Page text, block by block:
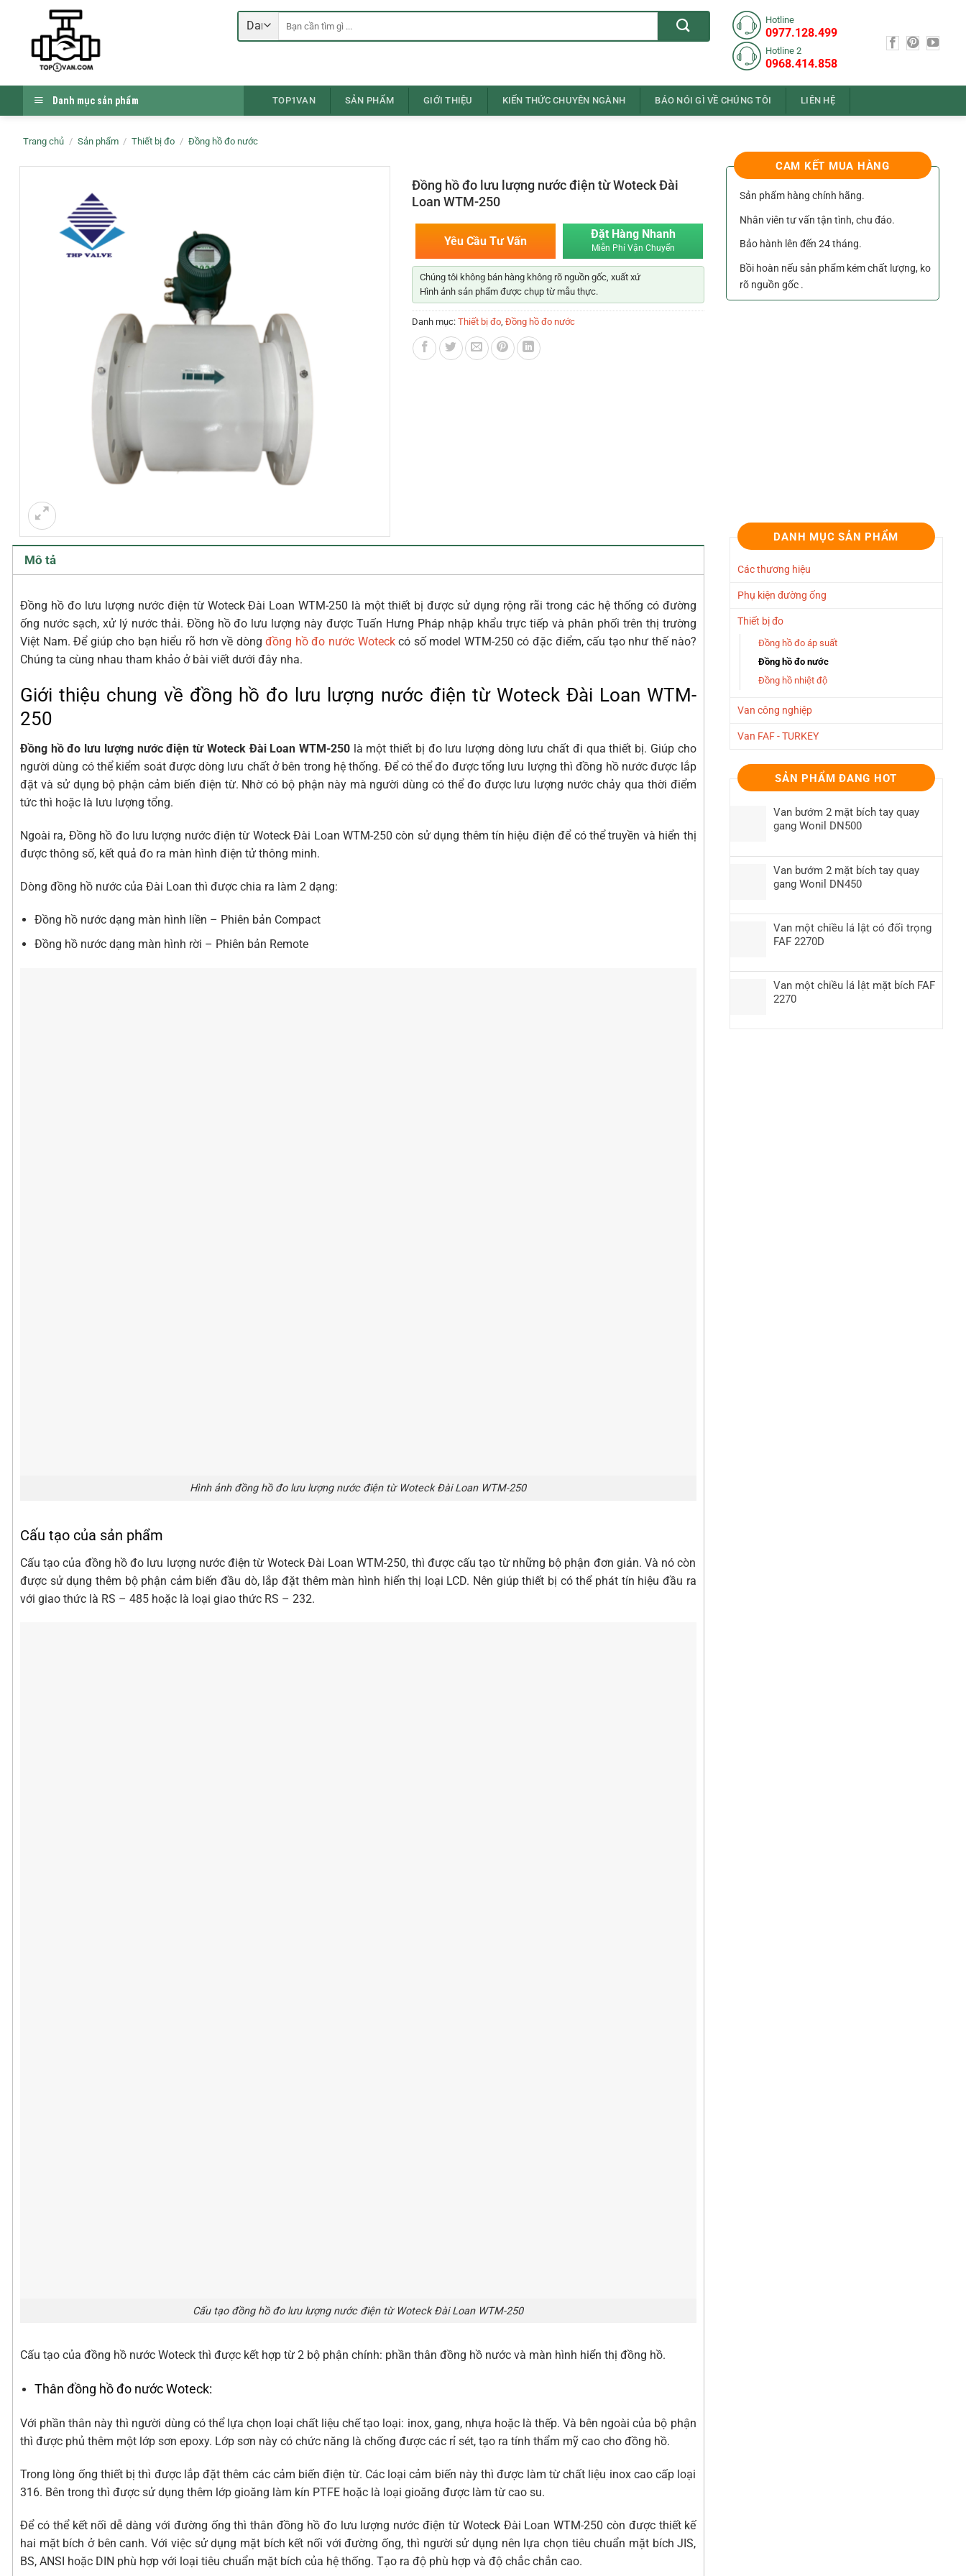
Hotline
0977.128.499
Hotline 2
0968.414.858
Danh mục sản phẩm TOP1VAN SẢN PHẨM GIỚI THIỆU KIẾN THỨC CHUYÊN NGÀNH BÁO NÓI GÌ VỀ CHÚNG TÔI LIÊN HỆ
Trang chủ / Sản phẩm / Thiết bị đo / Đồng hồ đo nước
Đồng hồ đo lưu lượng nước điện từ Woteck Đài
Loan WTM-250
Yêu Cầu Tư Vấn
Đặt Hàng Nhanh
Miễn Phí Vận Chuyển
Chúng tôi không bán hàng không rõ nguồn gốc, xuất xứ
Hình ảnh sản phẩm được chụp từ mẫu thực.
Danh mục: Thiết bị đo, Đồng hồ đo nước
CAM KẾT MUA HÀNG
Sản phẩm hàng chính hãng.
Nhân viên tư vấn tận tình, chu đáo.
Bảo hành lên đến 24 tháng.
Bồi hoàn nếu sản phẩm kém chất lượng, ko
rõ nguồn gốc .
Mô tả
Đồng hồ đo lưu lượng nước điện từ Woteck Đài Loan WTM-250 là một thiết bị được sử dụng rộng rãi trong các hệ thống có đường
ống nước sạch, xử lý nước thải. Đồng hồ đo lưu lượng này được Tuấn Hưng Pháp nhập khẩu trực tiếp và phân phối trên thị trường
Việt Nam. Để giúp cho bạn hiểu rõ hơn về dòngđồng hồ đo nước Woteckcó số model WTM-250 có đặc điểm, cấu tạo như thế nào?
Chúng ta cùng nhau tham khảo ở bài viết dưới đây nha.
Giới thiệu chung về đồng hồ đo lưu lượng nước điện từ Woteck Đài Loan WTM-
250
Đồng hồ đo lưu lượng nước điện từ Woteck Đài Loan WTM-250là một thiết bị đo lưu lượng dòng lưu chất đi qua thiết bị. Giúp cho
người dùng có thể kiểm soát được dòng lưu chất ở bên trong hệ thống. Để có thể đo được tổng lưu lượng thì đồng hồ nước được lắp
đặt và sử dụng bộ phận cảm biến điện từ. Nhờ có bộ phận này mà người dùng có thể đo được lưu lượng nước chảy qua thời điểm
tức thì hoặc là lưu lượng tổng.
Ngoài ra, Đồng hồ đo lưu lượng nước điện từ Woteck Đài Loan WTM-250 còn sử dụng thêm tín hiệu điện để có thể truyền và hiển thị
được thông số, kết quả đo ra màn hình điện tử thông minh.
Dòng đồng hồ nước của Đài Loan thì được chia ra làm 2 dạng:
Đồng hồ nước dạng màn hình liền – Phiên bản Compact
Đồng hồ nước dạng màn hình rời – Phiên bản Remote
Hình ảnh đồng hồ đo lưu lượng nước điện từ Woteck Đài Loan WTM-250
Cấu tạo của sản phẩm
Cấu tạo của đồng hồ đo lưu lượng nước điện từ Woteck Đài Loan WTM-250, thì được cấu tạo từ những bộ phận đơn giản. Và nó còn
được sử dụng thêm bộ phận cảm biến đầu dò, lắp đặt thêm màn hình hiển thị loại LCD. Nên giúp thiết bị có thể phát tín hiệu đầu ra
với giao thức là RS – 485 hoặc là loại giao thức RS – 232.
Cấu tạo đồng hồ đo lưu lượng nước điện từ Woteck Đài Loan WTM-250
Cấu tạo của đồng hồ nước Woteck thì được kết hợp từ 2 bộ phận chính: phần thân đồng hồ nước và màn hình hiển thị đồng hồ.
Thân đồng hồ đo nước Woteck:
Với phần thân này thì người dùng có thể lựa chọn loại chất liệu chế tạo loại: inox, gang, nhựa hoặc là thếp. Và bên ngoài của bộ phận
thì được phủ thêm một lớp sơn epoxy. Lớp sơn này có chức năng là chống được các rỉ sét, tạo ra tính thẩm mỹ cao cho đồng hồ.
Trong lòng ống thiết bị thì được lắp đặt thêm các cảm biến điện từ. Các loại cảm biến này thì được làm từ chất liệu inox cao cấp loại
316. Bên trong thì được sử dụng thêm lớp gioăng làm kín PTFE hoặc là loại gioăng được làm từ cao su.
Để có thể kết nối dễ dàng với đường ống thì thân đồng hồ đo lưu lượng nước điện từ Woteck Đài Loan WTM-250 còn được thiết kế
hai mặt bích ở bên canh. Với việc sử dụng mặt bích kết nối với đường ống, thì người sử dụng nên lựa chọn tiêu chuẩn mặt bích JIS,
BS, ANSI hoặc DIN phù hợp với loại tiêu chuẩn mặt bích của hệ thống. Tạo ra độ phù hợp và độ chắc chắn cao.
DANH MỤC SẢN PHẨM
Các thương hiệu
Phụ kiện đường ống
Thiết bị đo
Đồng hồ đo áp suất
Đồng hồ đo nước
Đồng hồ nhiệt độ
Van công nghiệp
Van FAF - TURKEY
SẢN PHẨM ĐANG HOT
Van bướm 2 mặt bích tay quay
gang Wonil DN500
Van bướm 2 mặt bích tay quay
gang Wonil DN450
Van một chiều lá lật có đối trọng
FAF 2270D
Van một chiều lá lật mặt bích FAF
2270